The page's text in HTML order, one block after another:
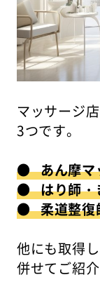
マッサージ
3つです。
● あん摩マ
● はり師・
● 柔道整復
他にも取得
併せてご紹介